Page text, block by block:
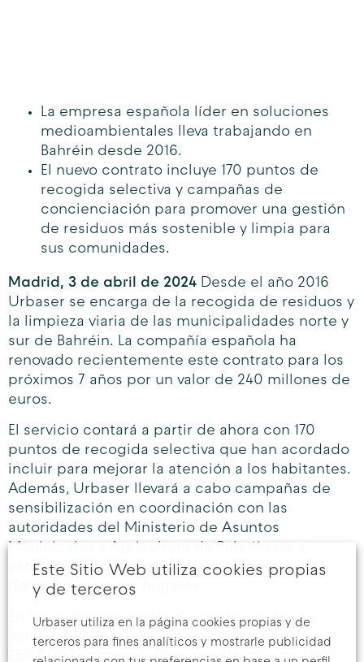
La empresa española líder en soluciones
medioambientales lleva trabajando en
Bahréin desde 2016.
El nuevo contrato incluye 170 puntos de
recogida selectiva y campañas de
concienciación para promover una gestión
de residuos más sostenible y limpia para
sus comunidades.
Madrid, 3 de abril de 2024 Desde el año 2016
Urbaser se encarga de la recogida de residuos y
la limpieza viaria de las municipalidades norte y
sur de Bahréin. La compañía española ha
renovado recientemente este contrato para los
próximos 7 años por un valor de 240 millones de
euros.
El servicio contará a partir de ahora con 170
puntos de recogida selectiva que han acordado
incluir para mejorar la atención a los habitantes.
Además, Urbaser llevará a cabo campañas de
sensibilización en coordinación con las
autoridades del Ministerio de Asuntos
extender el hábito del reciclaje de residuos
domésticos en los hogares.
En las municipalidades del norte y el sur de
Bahréin Urbaser presta servicio a más de
750.000 habitantes. Con una plantilla de 1.600
Este Sitio Web utiliza cookies propias
y de terceros
Urbaser utiliza en la página cookies propias y de
terceros para fines analíticos y mostrarle publicidad